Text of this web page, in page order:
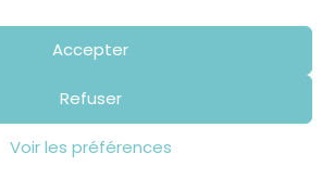
Accepter
Refuser
Voir les préférences